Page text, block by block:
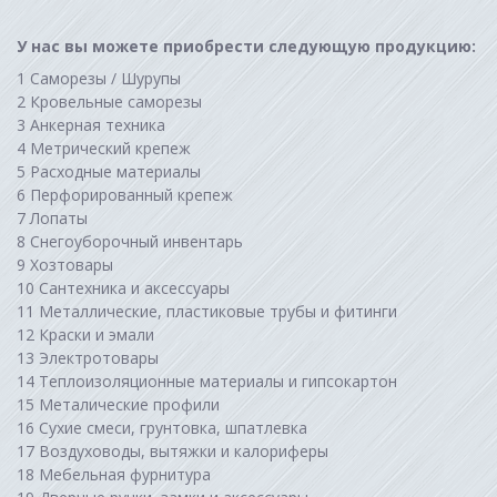
У нас вы можете приобрести следующую продукцию:
Саморезы / Шурупы
Кровельные саморезы
Анкерная техника
Метрический
Расходные материалы
Перфорированный крепеж
Лопаты
Снегоуборочный инвентарь
Хозтовары
Сантехника и аксессуары
Металлические, пластиковые трубы и фитинги
Краски и эмали
Электротовары
Теплоизоляционные материалы и гипсокартон
Металические профили
Сухие смеси, грунтовка, шпатлевка
Воздуховоды, вытяжки и калориферы
Мебельная фурнитура